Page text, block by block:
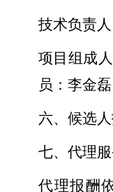
技术负责
项目组成
员：李金
六、候选
七、代理
代理报酬